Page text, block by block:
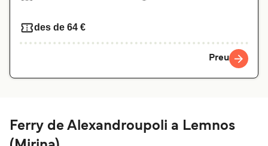
des de 64 €
Preu
Ferry de Alexandroupoli a Lemnos